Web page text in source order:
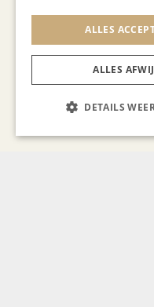
ALLES
ALLES
DETAILS